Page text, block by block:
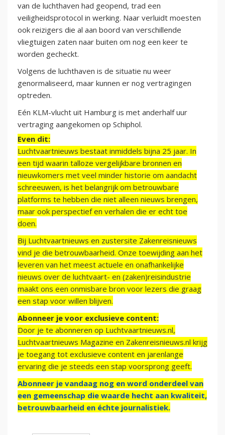
van de luchthaven had geopend, trad een
veiligheidsprotocol in werking. Naar verluidt moesten
ook reizigers die al aan boord van verschillende
vliegtuigen zaten naar buiten om nog een keer te
worden gecheckt.
Volgens de luchthaven is de situatie nu weer
genormaliseerd, maar kunnen er nog vertragingen
optreden.
Eén KLM-vlucht uit Hamburg is met anderhalf uur
vertraging aangekomen op Schiphol.
Even dit:
Luchtvaartnieuws bestaat inmiddels bijna 25 jaar. In
een tijd waarin talloze vergelijkbare bronnen en
nieuwkomers met veel minder historie om aandacht
schreeuwen, is het belangrijk om betrouwbare
platforms te hebben die niet alleen nieuws brengen,
maar ook perspectief en verhalen die er echt toe
doen.
Bij Luchtvaartnieuws en zustersite Zakenreisnieuws
vind je die betrouwbaarheid. Onze toewijding aan het
leveren van het meest actuele en onafhankelijke
nieuws over de luchtvaart- en (zaken)reisindustrie
maakt ons een onmisbare bron voor lezers die graag
een stap voor willen blijven.
Abonneer je voor exclusieve content:
Door je te abonneren op Luchtvaartnieuws.nl,
Luchtvaartnieuws Magazine en Zakenreisnieuws.nl krijg
je toegang tot exclusieve content en jarenlange
ervaring die je steeds een stap voorsprong geeft.
Abonneer je vandaag nog en word onderdeel van
een gemeenschap die waarde hecht aan kwaliteit,
betrouwbaarheid en échte journalistiek.